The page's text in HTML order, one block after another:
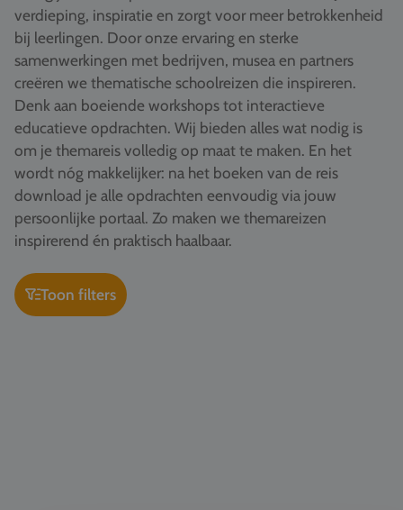
Een offerte aanvragen
Referenties
Vacatures
Contact
076 522 30 57
Klantportaal
verdieping, inspiratie en zorgt voor meer betrokkenheid
bij leerlingen. Door onze ervaring en sterke
samenwerkingen met bedrijven, musea en partners
creëren we thematische schoolreizen die inspireren.
Denk aan boeiende workshops tot interactieve
educatieve opdrachten. Wij bieden alles wat nodig is
om je themareis volledig op maat te maken. En het
wordt nóg makkelijker: na het boeken van de reis
download je alle opdrachten eenvoudig via jouw
persoonlijke portaal. Zo maken we themareizen
inspirerend én praktisch haalbaar.
Toon filters